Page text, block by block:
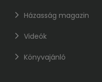
Házasság magazin
Videók
Könyvajánló